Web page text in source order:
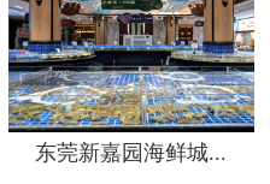
东莞新嘉园海鲜城...